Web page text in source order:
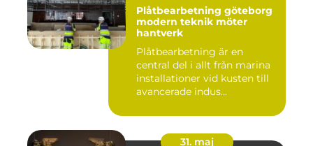
Plåtbearbetning göteborg
modern teknik möter
hantverk
Plåtbearbetning är en
central del i allt från marina
installationer vid kusten till
avancerade indus...
31. maj